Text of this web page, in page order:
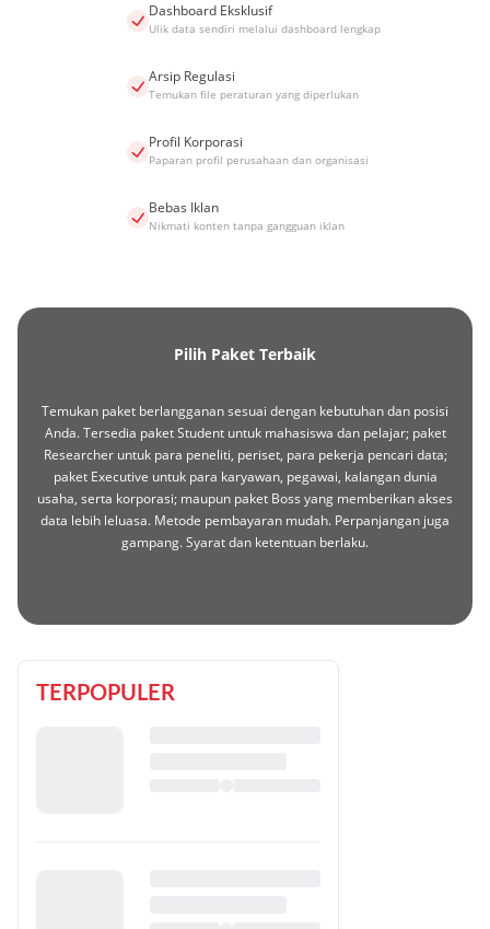
Dashboard Eksklusif
Ulik data sendiri melalui dashboard lengkap
Arsip Regulasi
Temukan file peraturan yang diperlukan
Profil Korporasi
Paparan profil perusahaan dan organisasi
Bebas Iklan
Nikmati konten tanpa gangguan iklan
Pilih Paket Terbaik
Temukan paket berlangganan sesuai dengan kebutuhan dan posisi
Anda. Tersedia paket Student untuk mahasiswa dan pelajar; paket
Researcher untuk para peneliti, periset, para pekerja pencari data;
paket Executive untuk para karyawan, pegawai, kalangan dunia
usaha, serta korporasi; maupun paket Boss yang memberikan akses
data lebih leluasa. Metode pembayaran mudah. Perpanjangan juga
gampang. Syarat dan ketentuan berlaku.
TERPOPULER